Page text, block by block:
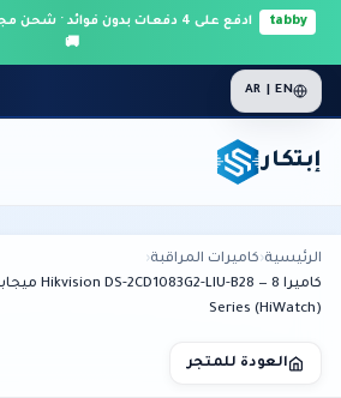
tabby
🚚
AR | EN
إبتكار
الرئيسية›كاميرات المراقبة›
Series (HiWatch)
العودة للمتجر